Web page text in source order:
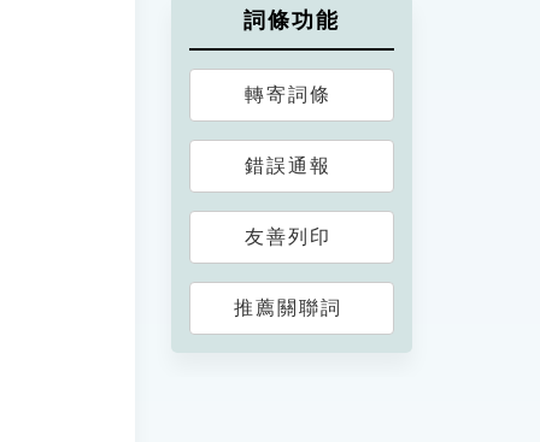
詞條功能
轉寄詞條
錯誤通報
友善列印
推薦關聯詞